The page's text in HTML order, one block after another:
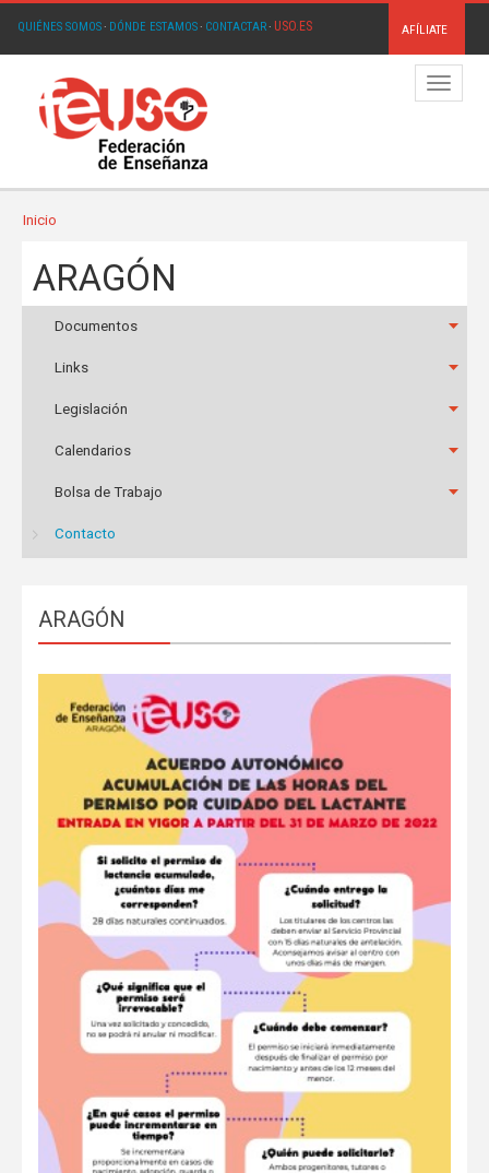
QUIÉNES SOMOS· DÓNDE ESTAMOS· CONTACTAR· USO.ES AFÍLIATE
Menú
Inicio
ARAGÓN
Documentos
Links
Legislación
Calendarios
Bolsa de Trabajo
Contacto
ARAGÓN